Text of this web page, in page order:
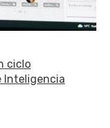
ciclo
Inteligencia